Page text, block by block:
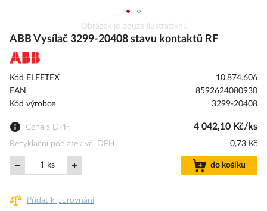
na
galerie
s
Obrázek je pouze ilustrativní.
ABB Vysílač 3299-20408 stavu kontaktů RF
Kód ELFETEX
10.874.606
EAN
8592624080930
Kód výrobce
3299-20408
Cena s DPH 4 042,10 Kč/ks
Recyklační poplatek vč. DPH 0,73 Kč
ks do košíku
Přidat k porovnání